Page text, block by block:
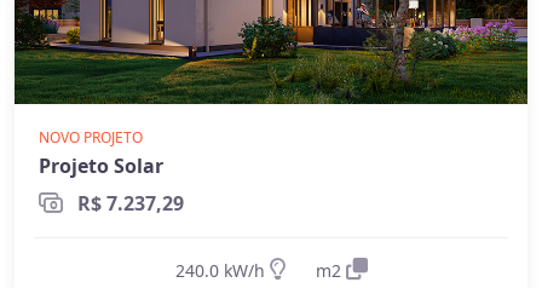
NOVO PROJETO
Projeto Solar
R$ 7.237,29
240.0 kW/h m2